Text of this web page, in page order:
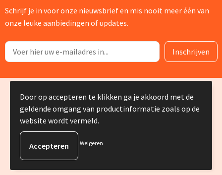
Schrijf je in voor onze nieuwsbrief en mis nooit meer één van
onze leuke aanbiedingen of updates.
© Copyright Silvia Bruin reclame-advies 2025
Door op accepteren te klikken ga je akkoord met de
geldende omgang van productinformatie zoals op de
website wordt vermeld.
Weigeren